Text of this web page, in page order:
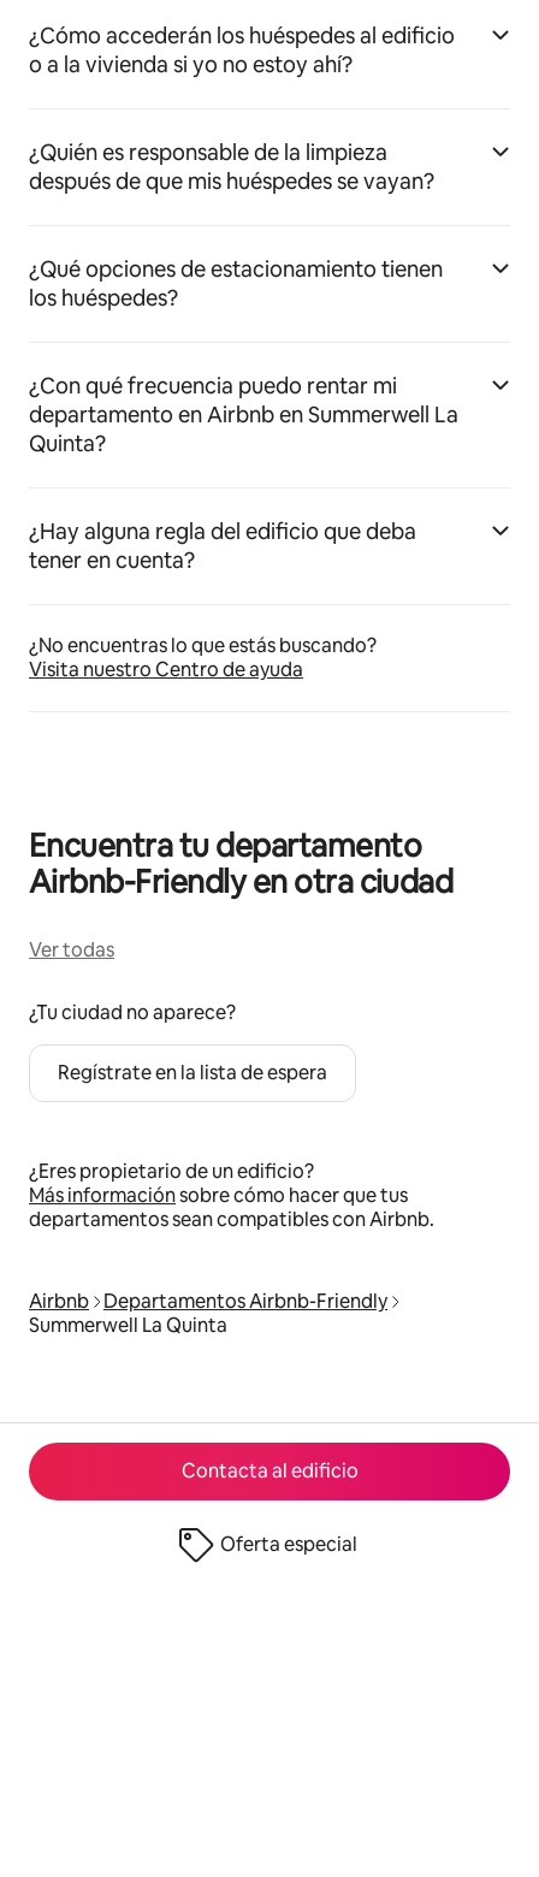
Contacta al edificio
Oferta especial
¿Cómo accederán los huéspedes al edificio
o a la vivienda si yo no estoy ahí?
¿Quién es responsable de la limpieza
después de que mis huéspedes se vayan?
¿Qué opciones de estacionamiento tienen
los huéspedes?
¿Con qué frecuencia puedo rentar mi
departamento en Airbnb en Summerwell La
Quinta?
¿Hay alguna regla del edificio que deba
tener en cuenta?
¿No encuentras lo que estás buscando?
Visita nuestro Centro de ayuda
Encuentra tu departamento
Airbnb-Friendly en otra ciudad
Ver todas
¿Tu ciudad no aparece?
Regístrate en la lista de espera
¿Eres propietario de un edificio?
Más informaciónsobre cómo hacer que tus
departamentos sean compatibles con Airbnb.
Airbnb
Departamentos Airbnb-Friendly
Summerwell La Quinta